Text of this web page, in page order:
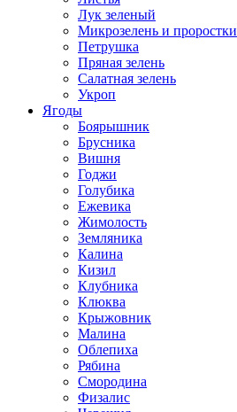
Лук зеленый
Микрозелень и проростки
Петрушка
Пряная зелень
Салатная зелень
Укроп
Ягоды
Боярышник
Брусника
Вишня
Годжи
Голубика
Ежевика
Жимолость
Земляника
Калина
Кизил
Клубника
Клюква
Крыжовник
Малина
Облепиха
Рябина
Смородина
Физалис